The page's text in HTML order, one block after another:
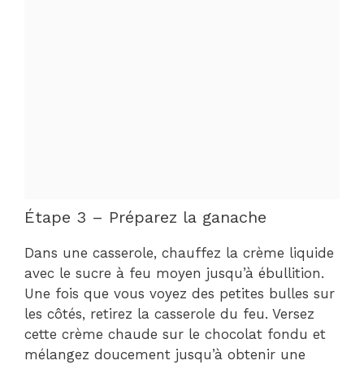
Étape 3 – Préparez la ganache
Dans une casserole, chauffez la crème liquide
avec le sucre à feu moyen jusqu’à ébullition.
Une fois que vous voyez des petites bulles sur
les côtés, retirez la casserole du feu. Versez
cette crème chaude sur le chocolat fondu et
mélangez doucement jusqu’à obtenir une